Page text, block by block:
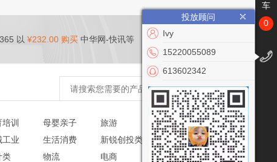
以 ¥232.00 购买 中华网-快讯等
训 母婴亲子 旅游
文化艺术
工业 生活消费 新锐创投类
党建政务
类 物流 电商
VR/AR
车
0
投放顾问
Ivy
15220055089
613602342